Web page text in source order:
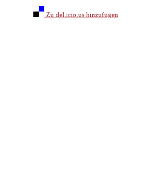
Zu del.icio.us hinzufügen